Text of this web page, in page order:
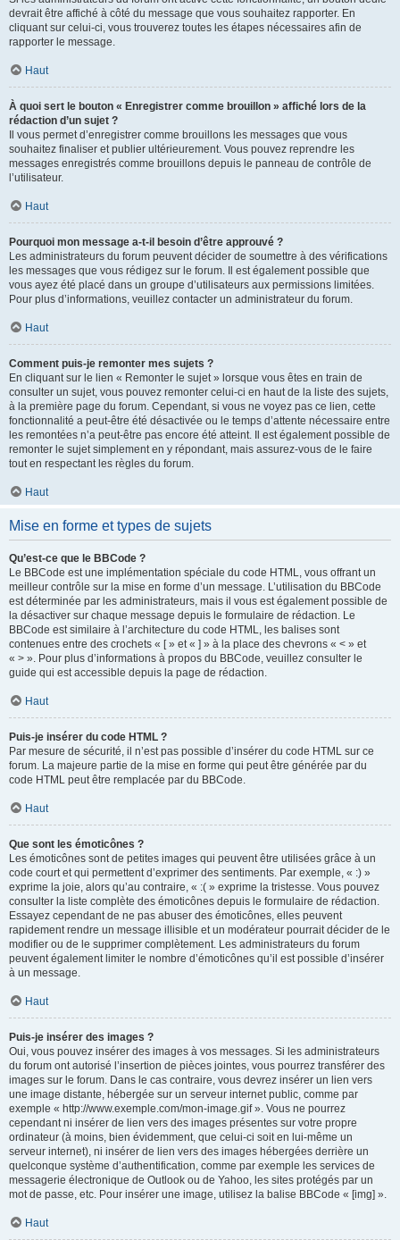
devrait être affiché à côté du message que vous souhaitez rapporter. En
cliquant sur celui-ci, vous trouverez toutes les étapes nécessaires afin de
rapporter le message.
Haut
À quoi sert le bouton « Enregistrer comme brouillon » affiché lors de la
rédaction d’un sujet ?
Il vous permet d’enregistrer comme brouillons les messages que vous
souhaitez finaliser et publier ultérieurement. Vous pouvez reprendre les
messages enregistrés comme brouillons depuis le panneau de contrôle de
l’utilisateur.
Haut
Pourquoi mon message a-t-il besoin d’être approuvé ?
Les administrateurs du forum peuvent décider de soumettre à des vérifications
les messages que vous rédigez sur le forum. Il est également possible que
vous ayez été placé dans un groupe d’utilisateurs aux permissions limitées.
Pour plus d’informations, veuillez contacter un administrateur du forum.
Haut
Comment puis-je remonter mes sujets ?
En cliquant sur le lien « Remonter le sujet » lorsque vous êtes en train de
consulter un sujet, vous pouvez remonter celui-ci en haut de la liste des sujets,
à la première page du forum. Cependant, si vous ne voyez pas ce lien, cette
fonctionnalité a peut-être été désactivée ou le temps d’attente nécessaire entre
les remontées n’a peut-être pas encore été atteint. Il est également possible de
remonter le sujet simplement en y répondant, mais assurez-vous de le faire
tout en respectant les règles du forum.
Haut
Mise en forme et types de sujets
Qu’est-ce que le BBCode ?
Le BBCode est une implémentation spéciale du code HTML, vous offrant un
meilleur contrôle sur la mise en forme d’un message. L’utilisation du BBCode
est déterminée par les administrateurs, mais il vous est également possible de
la désactiver sur chaque message depuis le formulaire de rédaction. Le
BBCode est similaire à l’architecture du code HTML, les balises sont
contenues entre des crochets « [ » et « ] » à la place des chevrons « < » et
« > ». Pour plus d’informations à propos du BBCode, veuillez consulter le
guide qui est accessible depuis la page de rédaction.
Haut
Puis-je insérer du code HTML ?
Par mesure de sécurité, il n’est pas possible d’insérer du code HTML sur ce
forum. La majeure partie de la mise en forme qui peut être générée par du
code HTML peut être remplacée par du BBCode.
Haut
Que sont les émoticônes ?
Les émoticônes sont de petites images qui peuvent être utilisées grâce à un
code court et qui permettent d’exprimer des sentiments. Par exemple, « :) »
exprime la joie, alors qu’au contraire, « :( » exprime la tristesse. Vous pouvez
consulter la liste complète des émoticônes depuis le formulaire de rédaction.
Essayez cependant de ne pas abuser des émoticônes, elles peuvent
rapidement rendre un message illisible et un modérateur pourrait décider de le
modifier ou de le supprimer complètement. Les administrateurs du forum
peuvent également limiter le nombre d’émoticônes qu’il est possible d’insérer
à un message.
Haut
Puis-je insérer des images ?
Oui, vous pouvez insérer des images à vos messages. Si les administrateurs
du forum ont autorisé l’insertion de pièces jointes, vous pourrez transférer des
images sur le forum. Dans le cas contraire, vous devrez insérer un lien vers
une image distante, hébergée sur un serveur internet public, comme par
exemple « http://www.exemple.com/mon-image.gif ». Vous ne pourrez
cependant ni insérer de lien vers des images présentes sur votre propre
ordinateur (à moins, bien évidemment, que celui-ci soit en lui-même un
serveur internet), ni insérer de lien vers des images hébergées derrière un
quelconque système d’authentification, comme par exemple les services de
messagerie électronique de Outlook ou de Yahoo, les sites protégés par un
mot de passe, etc. Pour insérer une image, utilisez la balise BBCode « [img] ».
Haut